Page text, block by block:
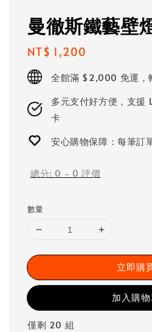
曼徹斯鐵藝壁
Regular
price
NT$ 1,200
全館滿 $2,000 免運，
多元支付好方便，支援
卡
安心購物保障：每筆訂
總分: 0 - 0 評價
數量
立即購
加入購
僅剩 20 組